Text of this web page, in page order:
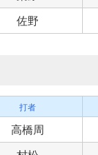
佐野
打者
高橋周